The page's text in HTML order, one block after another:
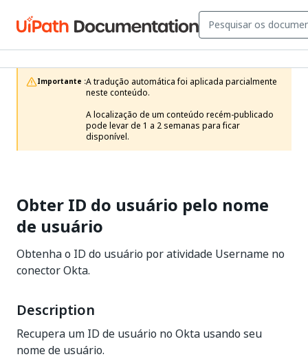
Importante :A tradução automática foi aplicada parcialmente
neste conteúdo.
A localização de um conteúdo recém-publicado
pode levar de 1 a 2 semanas para ficar
disponível.
Obter ID do usuário pelo nome
de usuário
Obtenha o ID do usuário por atividade Username no
conector Okta.
Description
Recupera um ID de usuário no Okta usando seu
nome de usuário.